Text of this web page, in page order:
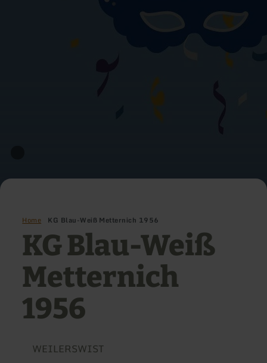
Home KG Blau-Weiß Metternich 1956
KG Blau-Weiß
Metternich
1956
WEILERSWIST